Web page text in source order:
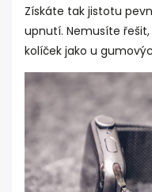
Získáte tak jistotu
upnutí. Nemusíte
kolíček jako u